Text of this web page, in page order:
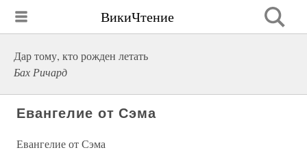
ВикиЧтение
Дар тому, кто рожден летать
Бах Ричард
Евангелие от Сэма
Евангелие от Сэма